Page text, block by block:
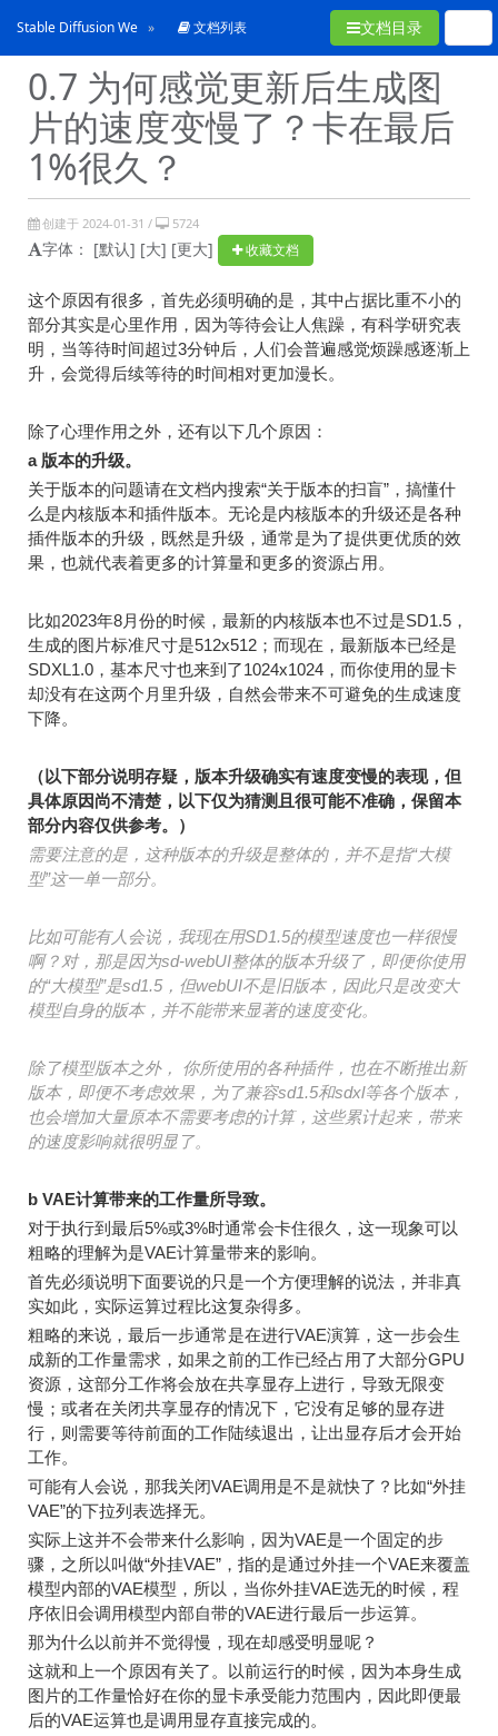
Stable Diffusion WebUI常见问题合集
文档列表 文档目录
0.7 为何感觉更新后生成图
片的速度变慢了？卡在最后
1%很久？
创建于 2024-01-31 / 5724
字体： [默认] [大] [更大] 收藏文档
这个原因有很多，首先必须明确的是，其中占据比重不小的
部分其实是心里作用，因为等待会让人焦躁，有科学研究表
明，当等待时间超过3分钟后，人们会普遍感觉烦躁感逐渐上
升，会觉得后续等待的时间相对更加漫长。
除了心理作用之外，还有以下几个原因：
a 版本的升级。
关于版本的问题请在文档内搜索“关于版本的扫盲”，搞懂什
么是内核版本和插件版本。无论是内核版本的升级还是各种
插件版本的升级，既然是升级，通常是为了提供更优质的效
果，也就代表着更多的计算量和更多的资源占用。
比如2023年8月份的时候，最新的内核版本也不过是SD1.5，
生成的图片标准尺寸是512x512；而现在，最新版本已经是
SDXL1.0，基本尺寸也来到了1024x1024，而你使用的显卡
却没有在这两个月里升级，自然会带来不可避免的生成速度
下降。
（以下部分说明存疑，版本升级确实有速度变慢的表现，但
具体原因尚不清楚，以下仅为猜测且很可能不准确，保留本
部分内容仅供参考。）
需要注意的是，这种版本的升级是整体的，并不是指“大模
型”这一单一部分。
比如可能有人会说，我现在用SD1.5的模型速度也一样很慢
啊？对，那是因为sd-webUI整体的版本升级了，即便你使用
的“大模型”是sd1.5，但webUI不是旧版本，因此只是改变大
模型自身的版本，并不能带来显著的速度变化。
除了模型版本之外， 你所使用的各种插件，也在不断推出新
版本，即便不考虑效果，为了兼容sd1.5和sdxl等各个版本，
也会增加大量原本不需要考虑的计算，这些累计起来，带来
的速度影响就很明显了。
b VAE计算带来的工作量所导致。
对于执行到最后5%或3%时通常会卡住很久，这一现象可以
粗略的理解为是VAE计算量带来的影响。
首先必须说明下面要说的只是一个方便理解的说法，并非真
实如此，实际运算过程比这复杂得多。
粗略的来说，最后一步通常是在进行VAE演算，这一步会生
成新的工作量需求，如果之前的工作已经占用了大部分GPU
资源，这部分工作将会放在共享显存上进行，导致无限变
慢；或者在关闭共享显存的情况下，它没有足够的显存进
行，则需要等待前面的工作陆续退出，让出显存后才会开始
工作。
可能有人会说，那我关闭VAE调用是不是就快了？比如“外挂
VAE”的下拉列表选择无。
实际上这并不会带来什么影响，因为VAE是一个固定的步
骤，之所以叫做“外挂VAE”，指的是通过外挂一个VAE来覆盖
模型内部的VAE模型，所以，当你外挂VAE选无的时候，程
序依旧会调用模型内部自带的VAE进行最后一步运算。
那为什么以前并不觉得慢，现在却感受明显呢？
这就和上一个原因有关了。以前运行的时候，因为本身生成
图片的工作量恰好在你的显卡承受能力范围内，因此即便最
后的VAE运算也是调用显存直接完成的。